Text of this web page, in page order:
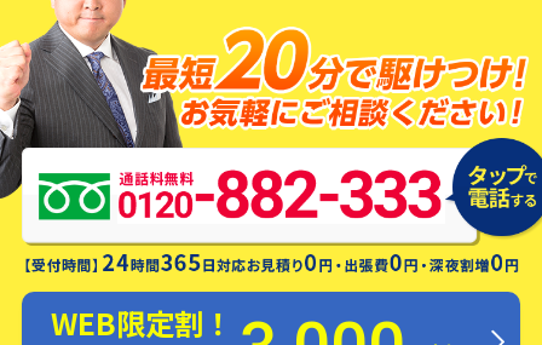
水漏れ・つまり・修理お電話一本ですぐ
にお伺いします！
WEB限定割！